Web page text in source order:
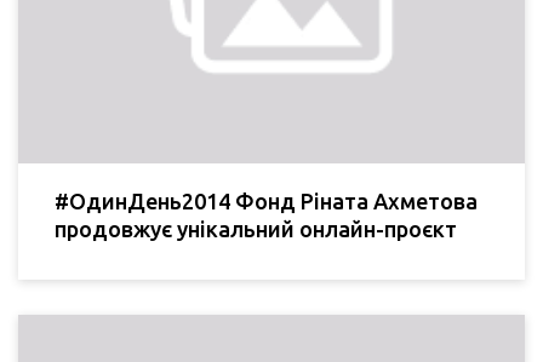
#ОдинДень2014 Фонд Ріната Ахметова
продовжує унікальний онлайн-проєкт